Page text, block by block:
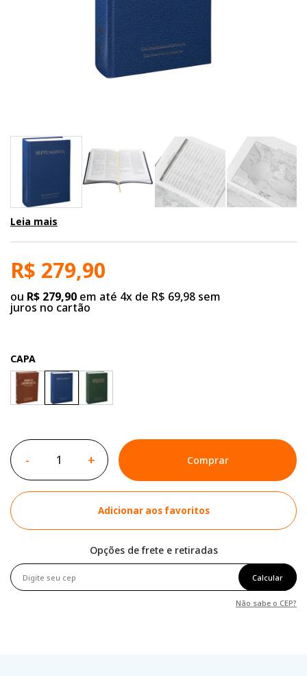
Leia mais
R$ 279,90
ou R$ 279,90 em até 4x de R$ 69,98 sem
juros no cartão
CAPA
- + Comprar
Adicionar aos favoritos
Opções de frete e retiradas
Calcular
Não sabe o CEP?